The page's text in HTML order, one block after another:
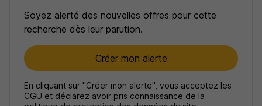
Soyez alerté des nouvelles offres pour cette
recherche dès leur parution.
Créer mon alerte
En cliquant sur "Créer mon alerte", vous acceptez les
CGU et déclarez avoir pris connaissance de la